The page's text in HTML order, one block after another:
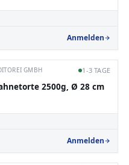
Anmelden
GMBH 1-3 TAGE
2500g, Ø 28 cm
Anmelden